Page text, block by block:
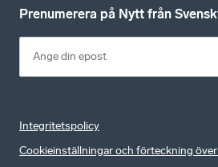
Prenumerera på Nytt från
Integritetspolicy
Cookieinställningar och förteckning